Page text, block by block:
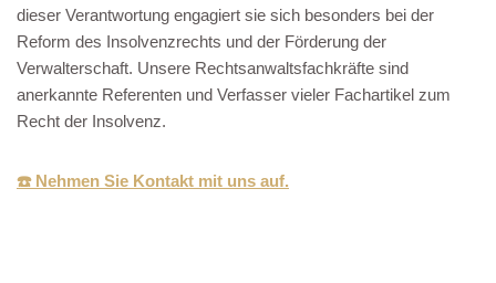
dieser Verantwortung engagiert sie sich besonders bei der
Reform des Insolvenzrechts und der Förderung der
Verwalterschaft. Unsere Rechtsanwaltsfachkräfte sind
anerkannte Referenten und Verfasser vieler Fachartikel zum
Recht der Insolvenz.
☎️ Nehmen Sie Kontakt mit uns auf.